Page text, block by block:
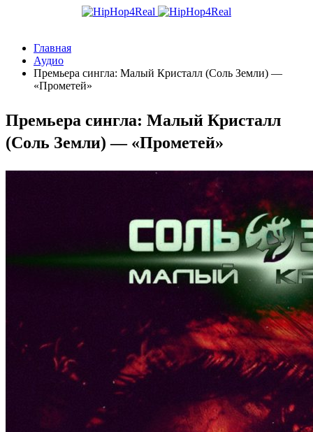
Главная
Аудио
Премьера сингла: Малый Кристалл (Соль Земли) —
«Прометей»
Премьера сингла: Малый Кристалл
(Соль Земли) — «Прометей»